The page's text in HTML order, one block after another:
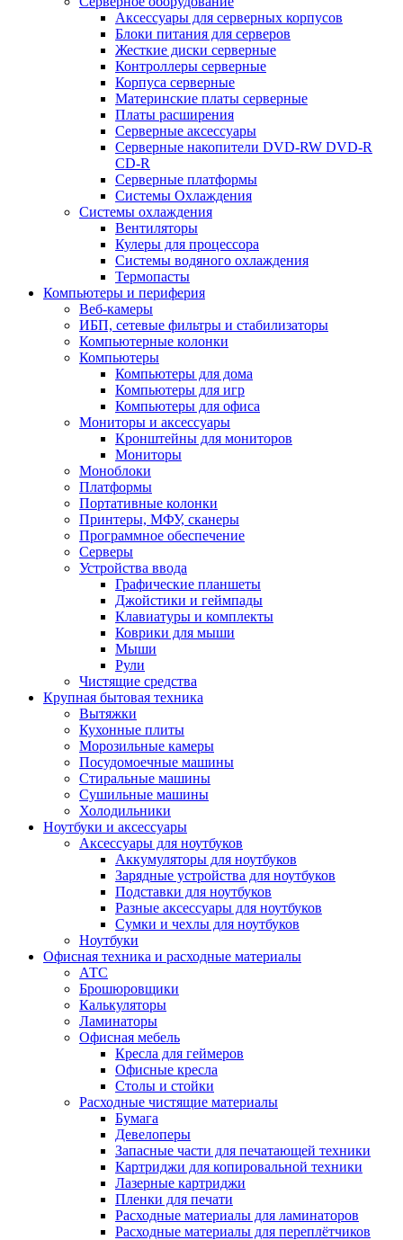
Аксессуары для серверных корпусов
Блоки питания для серверов
Жесткие диски серверные
Контроллеры серверные
Корпуса серверные
Материнские платы серверные
Платы расширения
Серверные аксессуары
Серверные накопители DVD-RW DVD-R
CD-R
Серверные платформы
Системы Охлаждения
Системы охлаждения
Вентиляторы
Кулеры для процессора
Системы водяного охлаждения
Термопасты
Компьютеры и периферия
Веб-камеры
ИБП, сетевые фильтры и стабилизаторы
Компьютерные колонки
Компьютеры
Компьютеры для дома
Компьютеры для игр
Компьютеры для офиса
Мониторы и аксессуары
Кронштейны для мониторов
Мониторы
Моноблоки
Платформы
Портативные колонки
Принтеры, МФУ, сканеры
Программное обеспечение
Серверы
Устройства ввода
Графические планшеты
Джойстики и геймпады
Клавиатуры и комплекты
Коврики для мыши
Мыши
Рули
Чистящие средства
Крупная бытовая техника
Вытяжки
Кухонные плиты
Морозильные камеры
Посудомоечные машины
Стиральные машины
Сушильные машины
Холодильники
Ноутбуки и аксессуары
Аксессуары для ноутбуков
Аккумуляторы для ноутбуков
Зарядные устройства для ноутбуков
Подставки для ноутбуков
Разные аксессуары для ноутбуков
Сумки и чехлы для ноутбуков
Ноутбуки
Офисная техника и расходные материалы
АТС
Брошюровщики
Калькуляторы
Ламинаторы
Офисная мебель
Кресла для геймеров
Офисные кресла
Столы и стойки
Расходные чистящие материалы
Бумага
Девелоперы
Запасные части для печатающей техники
Картриджи для копировальной техники
Лазерные картриджи
Пленки для печати
Расходные материалы для ламинаторов
Расходные материалы для переплётчиков